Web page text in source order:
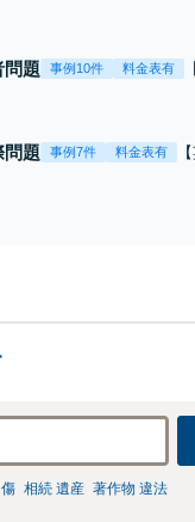
問題 事例10件 料金表有
問題 事例7件 料金表有
相続 遺産 著作物 違法